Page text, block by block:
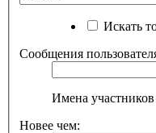
Искать
Сообщения
Имена участников
Новее чем: